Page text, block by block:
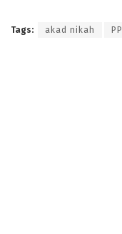
Tags: akad nikah